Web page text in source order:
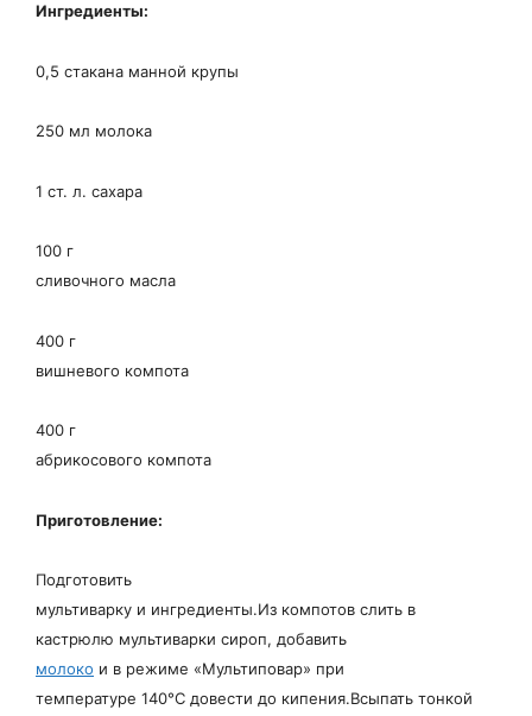
Ингредиенты:
0,5 стакана манной крупы
250 мл молока
1 ст. л. сахара
100 г
сливочного масла
400 г
вишневого компота
400 г
абрикосового компота
Приготовление:
Подготовить
мультиварку и ингредиенты.Из компотов слить в
кастрюлю мультиварки сироп, добавить
молоко и в режиме «Мультиповар» при
температуре 140°С довести до кипения.Всыпать тонкой